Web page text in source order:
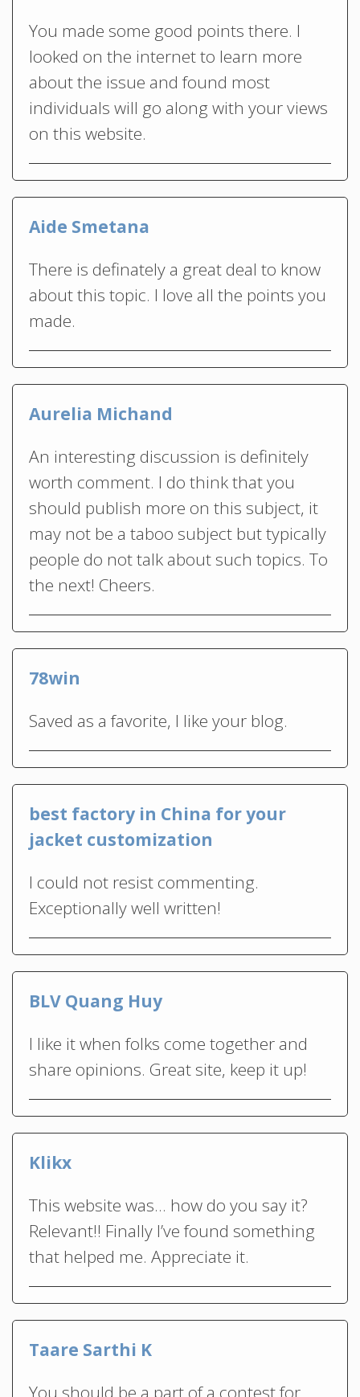
You made some good points there. I
looked on the internet to learn more
about the issue and found most
individuals will go along with your views
on this website.
Aide Smetana
There is definately a great deal to know
about this topic. I love all the points you
made.
Aurelia Michand
An interesting discussion is definitely
worth comment. I do think that you
should publish more on this subject, it
may not be a taboo subject but typically
people do not talk about such topics. To
the next! Cheers.
78win
Saved as a favorite, I like your blog.
best factory in China for your
jacket customization
I could not resist commenting.
Exceptionally well written!
BLV Quang Huy
I like it when folks come together and
share opinions. Great site, keep it up!
Klikx
This website was… how do you say it?
Relevant!! Finally I’ve found something
that helped me. Appreciate it.
Taare Sarthi K
You should be a part of a contest for